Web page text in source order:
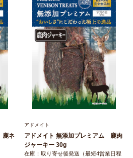
鹿ネ
アドメイト
アドメイト 無添加プレミアム 鹿肉
ジャーキー 30g
在庫：取り寄せ後発送（最短4営業日程